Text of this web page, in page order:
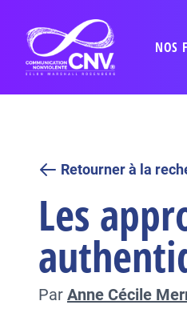
NOS
Retourner à la
Les
Par Anne Cécile